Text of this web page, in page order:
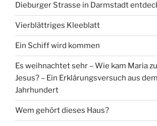
Dieburger Strasse in Darmstadt
Vierblättriges Kleeblatt
Ein Schiff wird kommen
Es weihnachtet sehr – Wie kam Maria
Jesus? – Ein Erklärungsversuch aus
Jahrhundert
Wem gehört dieses Haus?